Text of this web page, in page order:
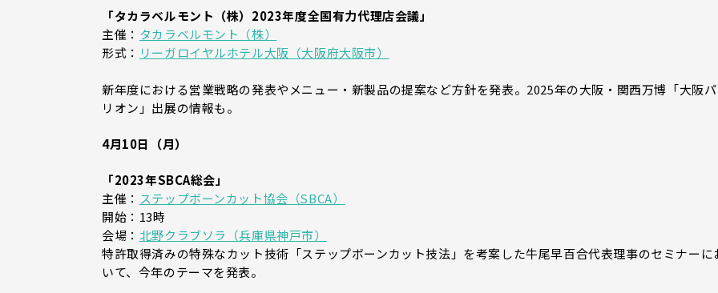
「タカラベルモント（株）2023年度全国有力代理店会議」
主催： タカラベルモント（株）
形式： リーガロイヤルホテル大阪（大阪府大阪市）
新年度における営業戦略の発表やメニュー・新製品の提案など方針を発表。2025年の大阪・関西万博「大阪
リオン」出展の情報も。
4月10日（月）
「2023年SBCA総会」
主催： ステップボーンカット協会（SBCA）
開始：13時
会場： 北野クラブソラ（兵庫県神戸市）
特許取得済みの特殊なカット技術「ステップボーンカット技法」を考案した牛尾早百合代表理事のセミナーに
いて、今年のテーマを発表。